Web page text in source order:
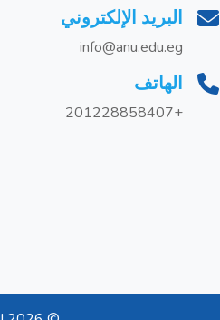
البريد الإلكتروني
info@anu.edu.eg
الهاتف
+201228858407